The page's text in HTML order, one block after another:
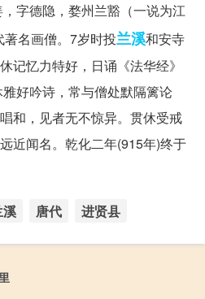
字德隐，婺州兰豁（一说为江
著名画僧。7岁时投兰溪和安寺
记忆力特好，日诵《法华经》
好吟诗，常与僧处默隔篱论
和，见者无不惊异。贯休受戒
近闻名。乾化二年(915年)终于
溪 唐代 进贤县